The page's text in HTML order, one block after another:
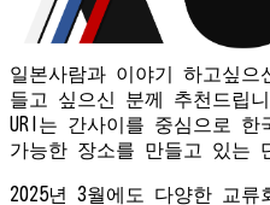
일본사람과 이야기 하고싶
들고 싶으신 분께 추천드립니
URI는 간사이를 중심으로
가능한 장소를 만들고 있는
2025년 3월에도 다양한 교류